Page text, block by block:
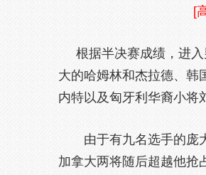
[
根据半决赛成绩，进入
大的哈姆林和杰拉德、韩
内特以及匈牙利华裔小将
由于有九名选手的庞大
加拿大两将随后超越他抢